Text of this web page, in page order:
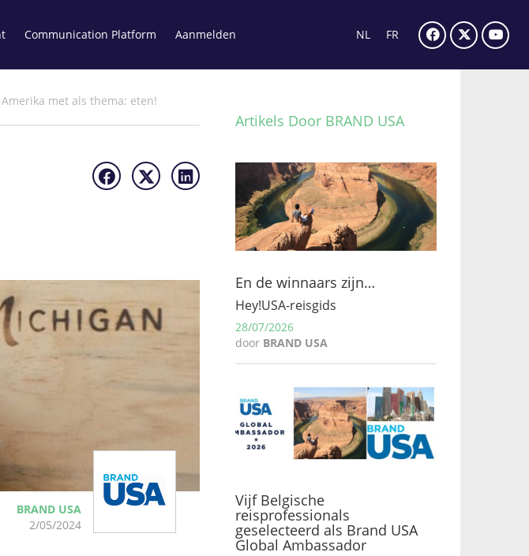
Communication Platform Aanmelden NL FR
met als thema: eten!
BRAND USA
2/05/2024
Artikels Door BRAND USA
En de winnaars zijn…
Hey!USA-reisgids
28/07/2026
door BRAND USA
Vijf Belgische
reisprofessionals
geselecteerd als Brand USA
Global Ambassador